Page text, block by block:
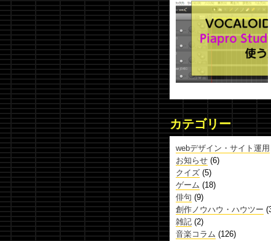
カテゴリー
webデザイン・サイト運用
お知らせ (6)
クイズ (5)
ゲーム (18)
俳句 (9)
創作ノウハウ・ハウツー
雑記 (2)
音楽コラム (126)